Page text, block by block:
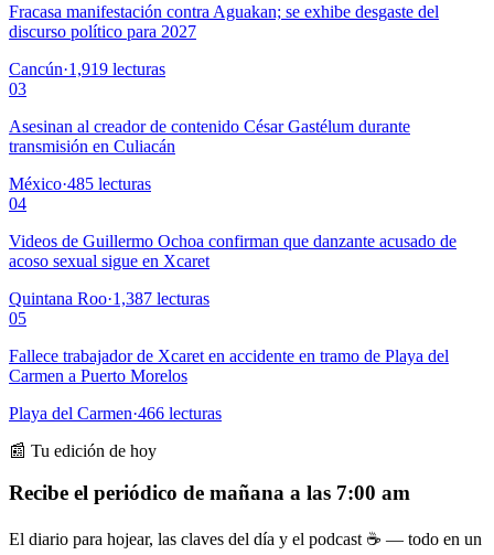
Fracasa manifestación contra Aguakan; se exhibe desgaste del
discurso político para 2027
Cancún·1,919 lecturas
03
Asesinan al creador de contenido César Gastélum durante
transmisión en Culiacán
México·485 lecturas
04
Videos de Guillermo Ochoa confirman que danzante acusado de
acoso sexual sigue en Xcaret
Quintana Roo·1,387 lecturas
05
Fallece trabajador de Xcaret en accidente en tramo de Playa del
Carmen a Puerto Morelos
Playa del Carmen·466 lecturas
📰 Tu edición de hoy
Recibe el periódico de mañana a las 7:00 am
El diario para hojear, las claves del día y el podcast ☕ — todo en un